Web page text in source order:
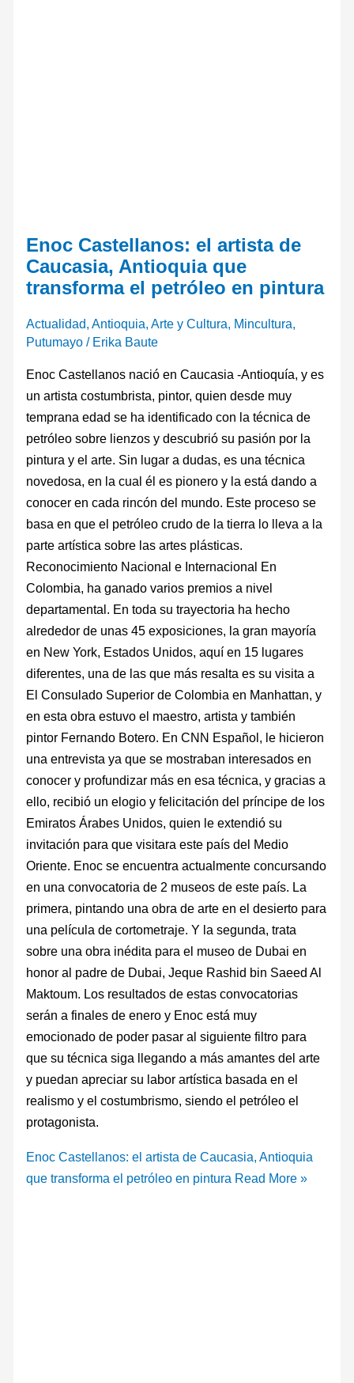
Enoc Castellanos: el artista de
Caucasia, Antioquia que
transforma el petróleo en pintura
Actualidad,Antioquia,Arte y Cultura, Mincultura,
Putumayo / Erika Baute
Enoc Castellanos nació en Caucasia -Antioquía, y es
un artista costumbrista, pintor, quien desde muy
temprana edad se ha identificado con la técnica de
petróleo sobre lienzos y descubrió su pasión por la
pintura y el arte. Sin lugar a dudas, es una técnica
novedosa, en la cual él es pionero y la está dando a
conocer en cada rincón del mundo. Este proceso se
basa en que el petróleo crudo de la tierra lo lleva a la
parte artística sobre las artes plásticas.
Reconocimiento Nacional e Internacional En
Colombia, ha ganado varios premios a nivel
departamental. En toda su trayectoria ha hecho
alrededor de unas 45 exposiciones, la gran mayoría
en New York, Estados Unidos, aquí en 15 lugares
diferentes, una de las que más resalta es su visita a
El Consulado Superior de Colombia en Manhattan, y
en esta obra estuvo el maestro, artista y también
pintor Fernando Botero. En CNN Español, le hicieron
una entrevista ya que se mostraban interesados en
conocer y profundizar más en esa técnica, y gracias a
ello, recibió un elogio y felicitación del príncipe de los
Emiratos Árabes Unidos, quien le extendió su
invitación para que visitara este país del Medio
Oriente. Enoc se encuentra actualmente concursando
en una convocatoria de 2 museos de este país. La
primera, pintando una obra de arte en el desierto para
una película de cortometraje. Y la segunda, trata
sobre una obra inédita para el museo de Dubai en
honor al padre de Dubai, Jeque Rashid bin Saeed Al
Maktoum. Los resultados de estas convocatorias
serán a finales de enero y Enoc está muy
emocionado de poder pasar al siguiente filtro para
que su técnica siga llegando a más amantes del arte
y puedan apreciar su labor artística basada en el
realismo y el costumbrismo, siendo el petróleo el
protagonista.
Enoc Castellanos: el artista de Caucasia, Antioquia
que transforma el petróleo en pintura Read More »